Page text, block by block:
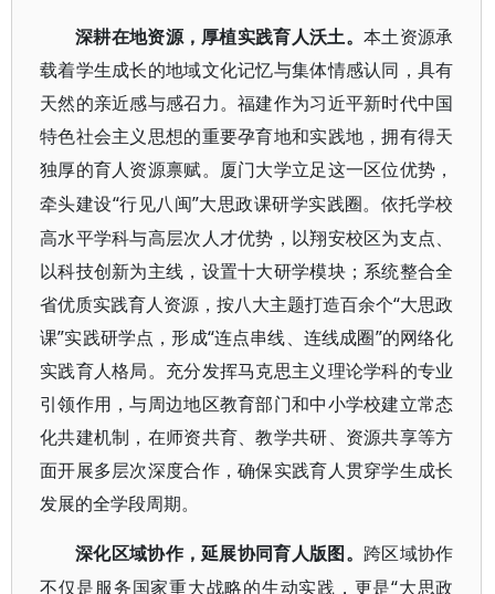
深耕在地资源，厚植实践育人沃土。 本土资源承
载着学生成长的地域文化记忆与集体情感认同，具有
天然的亲近感与感召力。福建作为习近平新时代中国
特色社会主义思想的重要孕育地和实践地，拥有得天
独厚的育人资源禀赋。厦门大学立足这一区位优势，
牵头建设“行见八闽”大思政课研学实践圈。依托学校
高水平学科与高层次人才优势，以翔安校区为支点、
以科技创新为主线，设置十大研学模块；系统整合全
省优质实践育人资源，按八大主题打造百余个“大思政
课”实践研学点，形成“连点串线、连线成圈”的网络化
实践育人格局。充分发挥马克思主义理论学科的专业
引领作用，与周边地区教育部门和中小学校建立常态
化共建机制，在师资共育、教学共研、资源共享等方
面开展多层次深度合作，确保实践育人贯穿学生成长
发展的全学段周期。
深化区域协作，延展协同育人版图。 跨区域协作
不仅是服务国家重大战略的生动实践，更是“大思政